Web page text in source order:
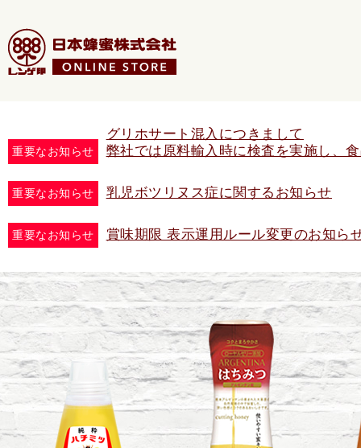
重要なお知らせ
グリホサート混入につきまして
弊社では原料輸入時に検査を実施し、
重要なお知らせ 乳児ボツリヌス症に関するお知らせ
重要なお知らせ 賞味期限 表示運用ルール変更のお知ら